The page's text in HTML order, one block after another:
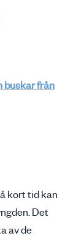
buskar från
kort tid kan
Det
av de